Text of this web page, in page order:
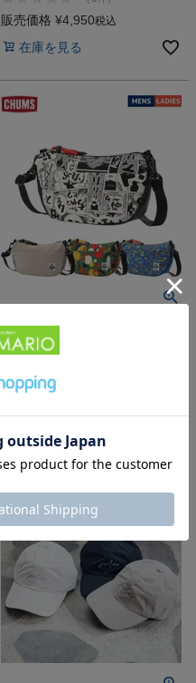
販売価格 ¥4,950税込
在庫を見る
【15%OFF】小物 アクセサリー
チャムス ミニバナナショルダー
Mini Banana Shoulder Sweat
Nylon
在庫を見る